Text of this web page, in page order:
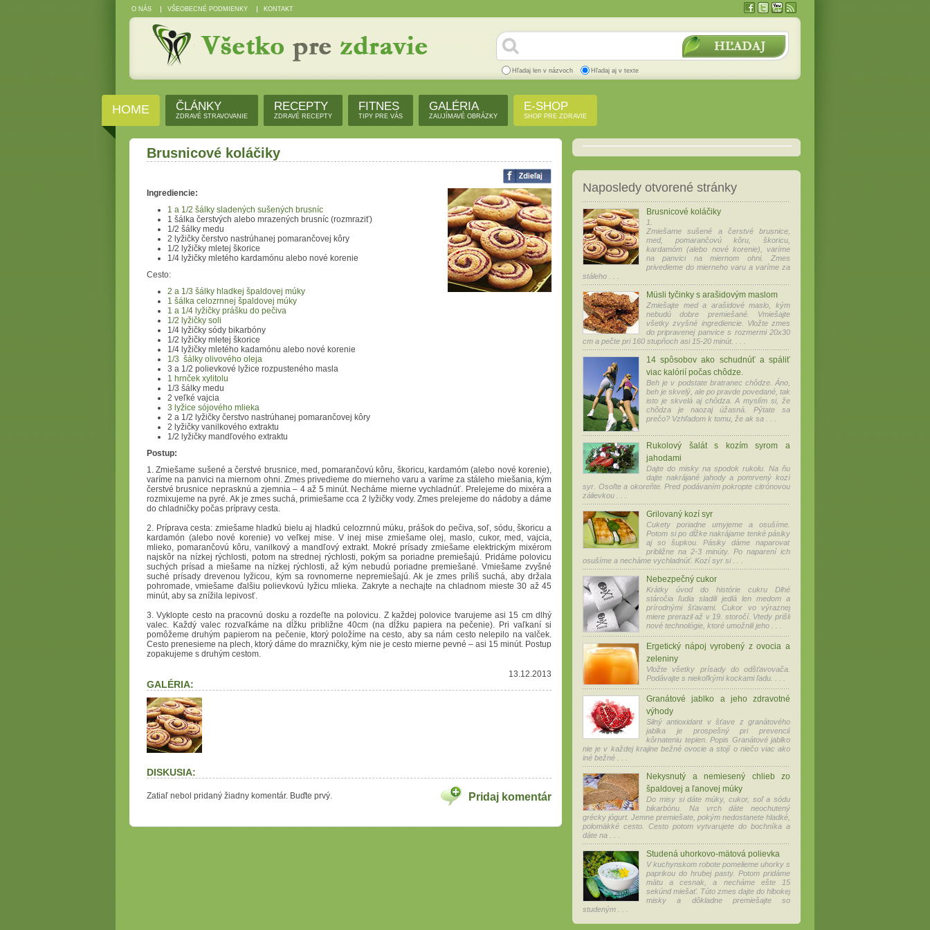
O NÁS VŠEOBECNÉ PODMIENKY KONTAKT
Hľadaj len v názvoch Hľadaj aj v texte
HOME ČLÁNKY
ZDRAVÉ STRAVOVANIE
RECEPTY
ZDRAVÉ RECEPTY
FITNES
TIPY PRE VÁS
GALÉRIA
ZAUJÍMAVÉ OBRÁZKY
E-SHOP
SHOP PRE ZDRAVIE
Brusnicové koláčiky
Ingrediencie:
1 a 1/2 šálky sladených sušených brusníc
1 šálka čerstvých alebo mrazených brusníc (rozmraziť)
1/2 šálky medu
2 lyžičky čerstvo nastrúhanej pomarančovej kôry
1/2 lyžičky mletej škorice
1/4 lyžičky mletého kardamónu alebo nové korenie
Cesto:
2 a 1/3 šálky hladkej špaldovej múky
1 šálka celozrnnej špaldovej múky
1 a 1/4 lyžičky prášku do pečiva
1/2 lyžičky soli
1/4 lyžičky sódy bikarbóny
1/2 lyžičky mletej škorice
1/4 lyžičky mletého kadamónu alebo nové korenie
1/3 šálky olivového oleja
3 a 1/2 polievkové lyžice rozpusteného masla
1 hrnček xylitolu
1/3 šálky medu
2 veľké vajcia
3 lyžice sójového mlieka
2 a 1/2 lyžičky čerstvo nastrúhanej pomarančovej kôry
2 lyžičky vanilkového extraktu
1/2 lyžičky mandľového extraktu
Postup:
1. Zmiešame sušené a čerstvé brusnice, med, pomarančovú kôru, škoricu, kardamóm (alebo nové korenie),
varíme na panvici na miernom ohni. Zmes privedieme do mierneho varu a varíme za stáleho miešania, kým
čerstvé brusnice neprasknú a zjemnia – 4 až 5 minút. Necháme mierne vychladnúť. Prelejeme do mixéra a
rozmixujeme na pyré. Ak je zmes suchá, primiešame cca 2 lyžičky vody. Zmes prelejeme do nádoby a dáme
do chladničky počas prípravy cesta.
2. Príprava cesta: zmiešame hladkú bielu aj hladkú celozrnnú múku, prášok do pečiva, soľ, sódu, škoricu a
kardamón (alebo nové korenie) vo veľkej mise. V inej mise zmiešame olej, maslo, cukor, med, vajcia,
mlieko, pomarančovú kôru, vanilkový a mandľový extrakt. Mokré prísady zmiešame elektrickým mixérom
najskôr na nízkej rýchlosti, potom na strednej rýchlosti, pokým sa poriadne premiešajú. Pridáme polovicu
suchých prísad a miešame na nízkej rýchlosti, až kým nebudú poriadne premiešané. Vmiešame zvyšné
suché prísady drevenou lyžicou, kým sa rovnomerne nepremiešajú. Ak je zmes príliš suchá, aby držala
pohromade, vmiešame ďalšiu polievkovú lyžicu mlieka. Zakryte a nechajte na chladnom mieste 30 až 45
minút, aby sa znížila lepivosť.
3. Vyklopte cesto na pracovnú dosku a rozdeľte na polovicu. Z každej polovice tvarujeme asi 15 cm dlhý
valec. Každý valec rozvaľkáme na dĺžku približne 40cm (na dĺžku papiera na pečenie). Pri vaľkaní si
pomôžeme druhým papierom na pečenie, ktorý položíme na cesto, aby sa nám cesto nelepilo na valček.
Cesto prenesieme na plech, ktorý dáme do mrazničky, kým nie je cesto mierne pevné – asi 15 minút. Postup
zopakujeme s druhým cestom.
13.12.2013
GALÉRIA:
DISKUSIA:
Zatiaľ nebol pridaný žiadny komentár. Buďte prvý. Pridaj komentár
Naposledy otvorené stránky
Brusnicové koláčiky
1.
Zmiešame sušené a čerstvé brusnice,
med, pomarančovú kôru, škoricu,
kardamóm (alebo nové korenie), varíme
na panvici na miernom ohni. Zmes
privedieme do mierneho varu a varíme za
stáleho . . .
Müsli tyčinky s arašidovým maslom
Zmiešajte med a arašidové maslo, kým
nebudú dobre premiešané. Vmiešajte
všetky zvyšné ingrediencie. Vložte zmes
do pripravenej panvice s rozmermi 20x30
cm a pečte pri 160 stupňoch asi 15-20 minút. . . .
14 spôsobov ako schudnúť a spáliť
viac kalórií počas chôdze.
Beh je v podstate bratranec chôdze. Áno,
beh je skvelý, ale po pravde povedané, tak
isto je skvelá aj chôdza. A myslím si, že
chôdza je naozaj úžasná. Pýtate sa
prečo? Vzhľadom k tomu, že ak sa . . .
Rukolový šalát s kozím syrom a
jahodami
Dajte do misky na spodok rukolu. Na ňu
dajte nakrájané jahody a pomrvený kozí
syr. Osoľte a okoreňte. Pred podávaním pokropte citrónovou
zálievkou . . .
Grilovaný kozí syr
Cukety poriadne umyjeme a osušíme.
Potom si po dĺžke nakrájame tenké pásiky
aj so šupkou. Pásiky dáme naparovať
približne na 2-3 minúty. Po naparení ich
osušíme a necháme vychladnúť. Kozí syr si . . .
Nebezpečný cukor
Krátky úvod do histórie cukru Dlhé
stáročia ľudia sladili jedlá len medom a
prírodnými šťavami. Cukor vo výraznej
miere prerazil až v 19. storočí. Vtedy prišli
nové technológie, ktoré umožnili jeho . . .
Ergetický nápoj vyrobený z ovocia a
zeleniny
Vložte všetky prísady do odšťavovača.
Podávajte s niekoľkými kockami ľadu. . . .
Granátové jablko a jeho zdravotné
výhody
Silný antioxidant v šťave z granátového
jablka je prospešný pri prevencií
kôrnateniu tepien. Popis Granátové jablko
nie je v každej krajine bežné ovocie a stojí o niečo viac ako
iné bežné . . .
Nekysnutý a nemiesený chlieb zo
špaldovej a ľanovej múky
Do misy si dáte múky, cukor, soľ a sódu
bikarbónu. Na vrch dáte neochutený
grécky jógurt. Jemne premiešate, pokým nedostanete hladké,
polomäkké cesto. Cesto potom vytvarujete do bochníka a
dáte na . . .
Studená uhorkovo-mätová polievka
V kuchynskom robote pomelieme uhorky s
paprikou do hrubej pasty. Potom pridáme
mätu a cesnak, a necháme ešte 15
sekúnd miešať. Túto zmes dajte do hlbokej
misky a dôkladne premiešajte so
studeným . . .